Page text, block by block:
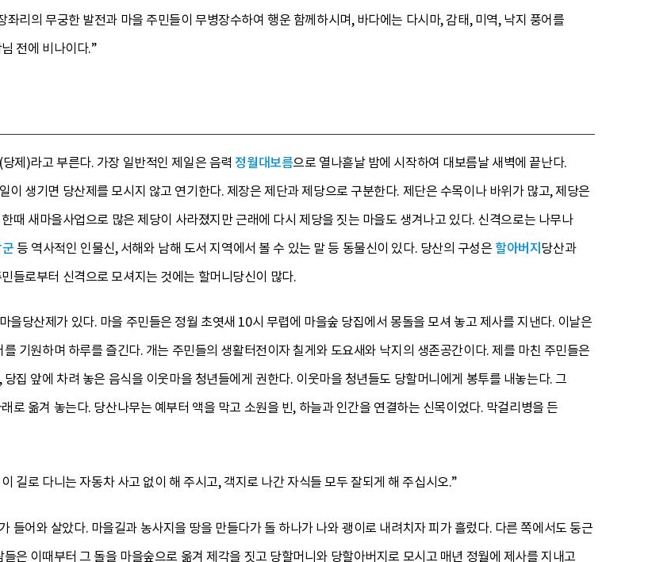
리의 무궁한 발전과 마을 주민들이 무병장수하여 행운 함께하시며, 바다에는 다시마, 감태, 미역, 낙지 풍어를
전에 비나이다.”
제)라고 부른다. 가장 일반적인 제일은 음력 정월대보름으로 열나흗날 밤에 시작하여 대보름날 새벽에 끝난다.
이 생기면 당산제를 모시지 않고 연기한다. 제장은 제단과 제당으로 구분한다. 제단은 수목이나 바위가 많고, 제당은
때 새마을사업으로 많은 제당이 사라졌지만 근래에 다시 제당을 짓는 마을도 생겨나고 있다. 신격으로는 나무나
등 역사적인 인물신, 서해와 남해 도서 지역에서 볼 수 있는 말 등 동물신이 있다. 당산의 구성은 할아버지당산과
들로부터 신격으로 모셔지는 것에는 할머니당신이 많다.
을당산제가 있다. 마을 주민들은 정월 초엿새 10시 무렵에 마을숲 당집에서 몽돌을 모셔 놓고 제사를 지낸다. 이날은
기원하며 하루를 즐긴다. 개는 주민들의 생활터전이자 칠게와 도요새와 낙지의 생존공간이다. 제를 마친 주민들은
집 앞에 차려 놓은 음식을 이웃마을 청년들에게 권한다. 이웃마을 청년들도 당할머니에게 봉투를 내놓는다. 그
로 옮겨 놓는다. 당산나무는 예부터 액을 막고 소원을 빈, 하늘과 인간을 연결하는 신목이었다. 막걸리병을 든
길로 다니는 자동차 사고 없이 해 주시고, 객지로 나간 자식들 모두 잘되게 해 주십시오.”
들어와 살았다. 마을길과 농사지을 땅을 만들다가 돌 하나가 나와 괭이로 내려치자 피가 흘렀다. 다른 쪽에서도 둥근
은 이때부터 그 돌을 마을숲으로 옮겨 제각을 짓고 당할머니와 당할아버지로 모시고 매년 정월에 제사를 지내고